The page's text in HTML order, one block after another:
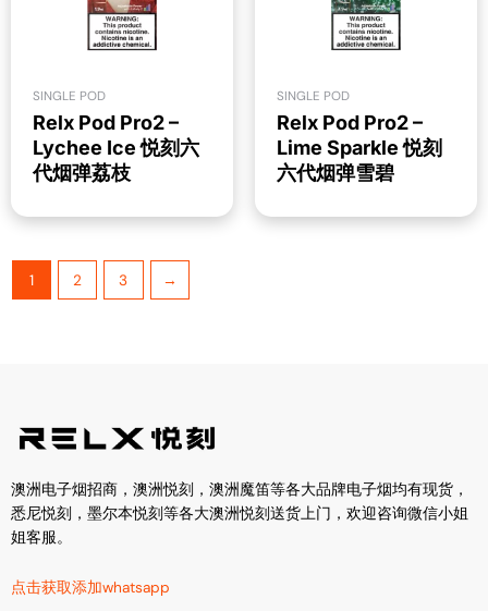
SINGLE POD
Relx Pod Pro2 –
Lychee Ice 悦刻六
代烟弹荔枝
SINGLE POD
Relx Pod Pro2 –
Lime Sparkle 悦刻
六代烟弹雪碧
1 2 3 →
澳洲电子烟招商，澳洲悦刻，澳洲魔笛等各大品牌电子烟均有现货，
悉尼悦刻，墨尔本悦刻等各大澳洲悦刻送货上门，欢迎咨询微信小姐
姐客服。
点击获取添加whatsapp